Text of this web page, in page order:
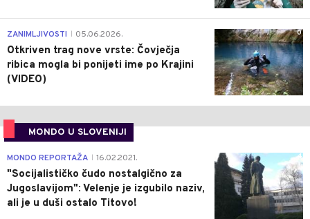
0
ZANIMLJIVOSTI 05.06.2026.
Otkriven trag nove vrste: Čovječja
ribica mogla bi ponijeti ime po Krajini
(VIDEO)
MONDO U SLOVENIJI
4
MONDO REPORTAŽA 16.02.2021.
"Socijalističko čudo nostalgično za
Jugoslavijom": Velenje je izgubilo naziv,
ali je u duši ostalo Titovo!